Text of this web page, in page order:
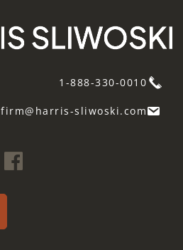
1-888-330-0010
firm@harris-sliwoski.com